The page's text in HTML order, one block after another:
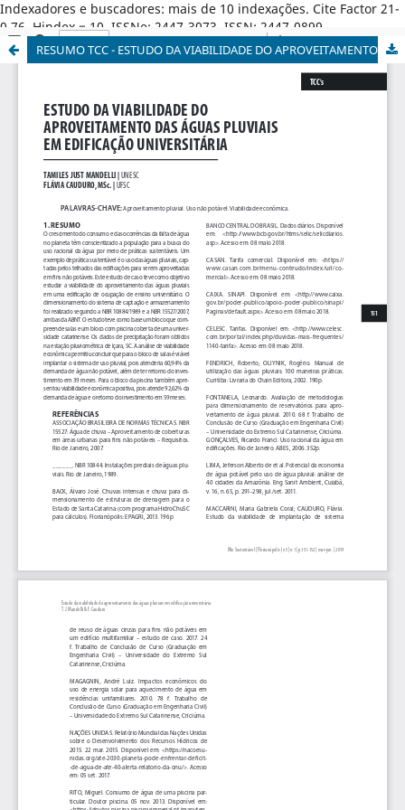
Indexadores e buscadores: mais de 10 indexações. Cite Factor 21-
0,76. Hindex = 10. ISSNe: 2447-3073. ISSN: 2447-0899.
RESUMO TCC - ESTUDO DA VIABILIDADE DO APROVEITAMENTO DAS ÁGUAS PLUVIAIS EM EDIFICAÇÃO UNIVERSITÁRIA